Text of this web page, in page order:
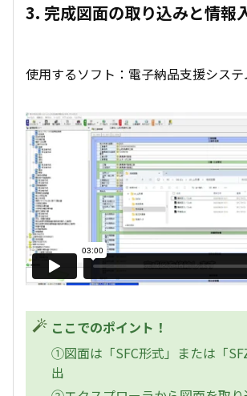
3. 完成図面の取り込みと情報
使用するソフト：電子納品支援システ
ここでのポイント！
①図面は「SFC形式」または「
出